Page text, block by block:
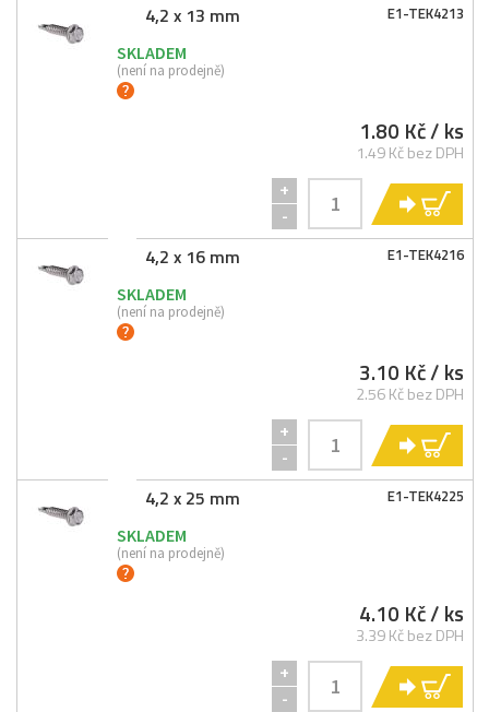
E1-TEK4213
4,2 x 13 mm
SKLADEM
(není na prodejně)
1.80 Kč/ ks
1.49 Kč bez DPH
+
-
E1-TEK4216
4,2 x 16 mm
SKLADEM
(není na prodejně)
3.10 Kč/ ks
2.56 Kč bez DPH
+
-
E1-TEK4225
4,2 x 25 mm
SKLADEM
(není na prodejně)
4.10 Kč/ ks
3.39 Kč bez DPH
+
-